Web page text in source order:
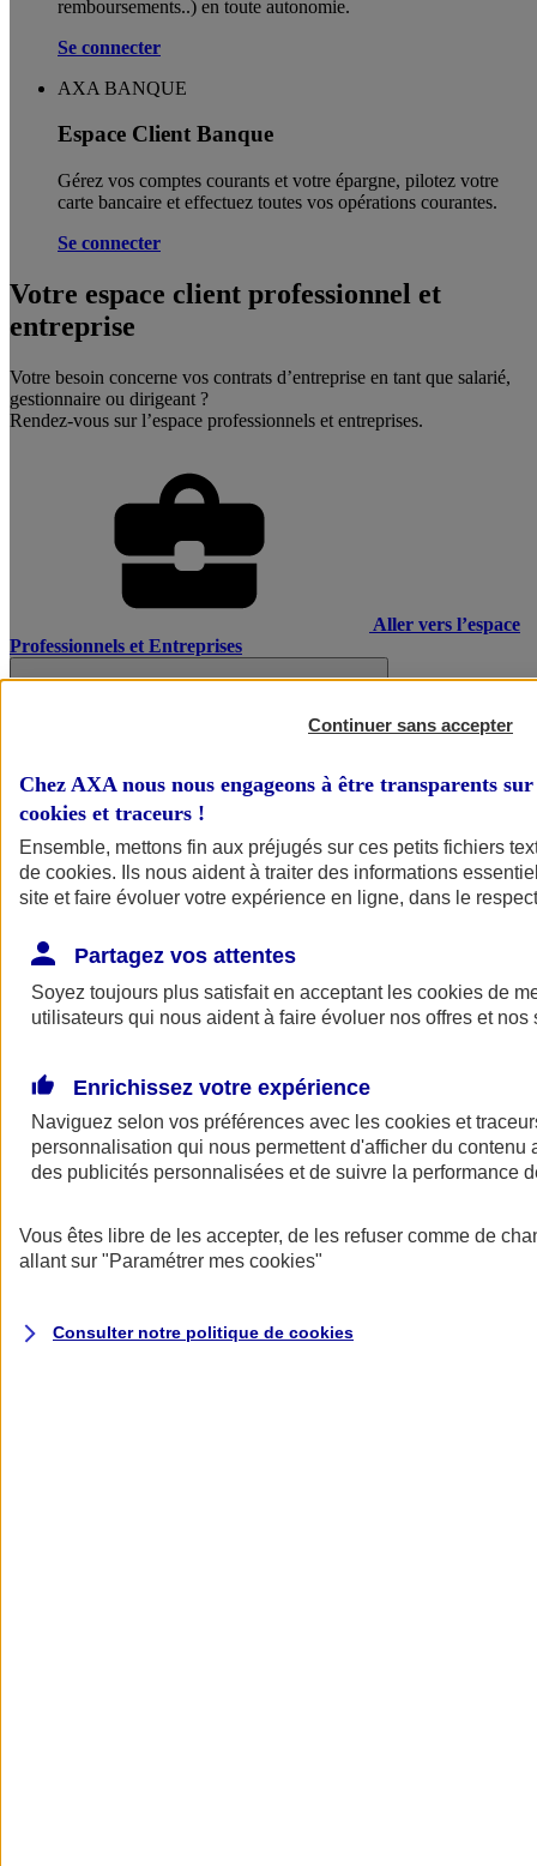
remboursements..) en toute autonomie. ​
Se connecter
AXA BANQUE
Espace Client Banque
Gérez vos comptes courants et votre épargne, pilotez votre
carte bancaire et effectuez toutes vos opérations courantes.
Se connecter
Votre espace client professionnel et
entreprise
Votre besoin concerne vos contrats d’entreprise en tant que salarié,
gestionnaire ou dirigeant ?
Rendez-vous sur l’espace professionnels et entreprises.
Aller vers l’espace
Professionnels et Entreprises
AXA Assurance
Continuer sans accepter
Chez AXA nous nous engageons à être transparents
cookies et traceurs !
Ensemble, mettons fin aux préjugés sur ces petits fichiers
de cookies. Ils nous aident à traiter des informations
site et faire évoluer votre expérience en ligne, dans le
Partagez vos attentes
Soyez toujours plus satisfait en acceptant les cookies de
utilisateurs qui nous aident à faire évoluer nos offres et nos
Enrichissez votre expérience
Naviguez selon vos préférences avec les cookies et
personnalisation qui nous permettent d'afficher du contenu
des publicités personnalisées et de suivre la performance
Vous êtes libre de les accepter, de les refuser comme de
allant sur "Paramétrer mes cookies"
Consulter notre politique de cookies